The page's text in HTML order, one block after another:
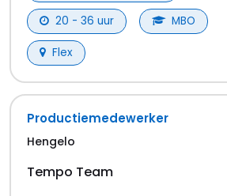
20 - 36 uur MBO
Flex
Productiemedewerker
Hengelo
Tempo Team